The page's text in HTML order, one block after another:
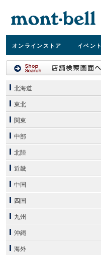
オンラインストア イベント
北海道
東北
関東
中部
北陸
近畿
中国
四国
九州
沖縄
海外